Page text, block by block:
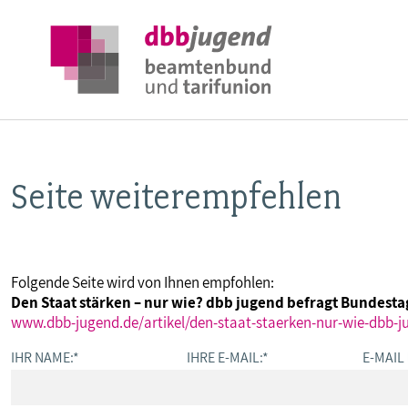
ÜBER DIE DBB JUGEND
AUSBILDUNGSINFORMATIONEN
Seite weiterempfehlen
Folgende Seite wird von Ihnen empfohlen:
Den Staat stärken – nur wie? dbb jugend befragt
www.dbb-jugend.de/artikel/den-staat-staerken-nur-wie-
IHR NAME:* IHRE E-MAIL:* E-MAIL